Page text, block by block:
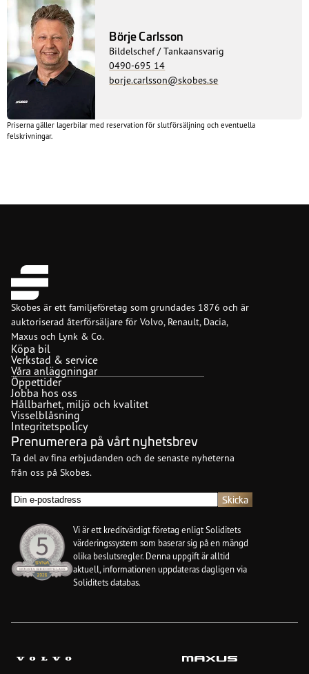
Börje Carlsson
Bildelschef / Tankaansvarig
0490-695 14
borje.carlsson@skobes.se
Priserna gäller lagerbilar med reservation för slutförsäljning och eventuella
felskrivningar.
Skobes är ett familjeföretag som grundades 1876 och är
auktoriserad återförsäljare för Volvo, Renault, Dacia,
Maxus och Lynk & Co.
Köpa bil
Verkstad & service
Våra anläggningar
Öppettider
Jobba hos oss
Hållbarhet, miljö och kvalitet
Visselblåsning
Integritetspolicy
Prenumerera på vårt nyhetsbrev
Ta del av fina erbjudanden och de senaste nyheterna
från oss på Skobes.
E-
Vi är ett kreditvärdigt företag enligt Soliditets
värderingssystem som baserar sig på en mängd
olika beslutsregler. Denna uppgift är alltid
aktuell, informationen uppdateras dagligen via
Soliditets databas.